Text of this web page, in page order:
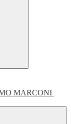
MARCONI